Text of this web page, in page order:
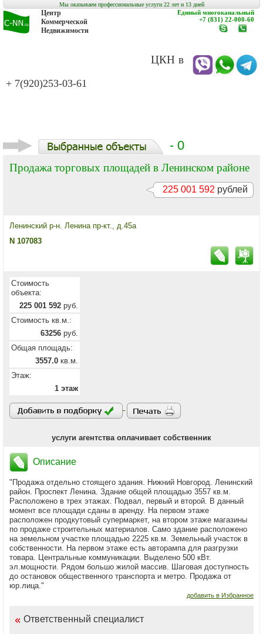
Мы оказываем профессиональные услуги 22 лет и 13 дней
Центр
Коммерческой
Недвижимости
ЦКН в
+ 7(920)253-03-61
Единый многоканальный
+7 (831) 22-000-60
www.c-
- 0
Продажа торговых площадей в Ленинском районе
225 001 592 рублей
Ленинский р-н. Ленина пр-кт., д.45а
N 107083
Стоимость
объекта:
225 001 592 руб.
Стоимость кв.м.:
63256 руб.
Общая площадь:
3557.0 кв.м.
Этаж:
1 этаж
услуги агентства оплачивает собственник
Описание
"Продажа отдельно стоящего здания. Нижний Новгород. Ленинский
район. Проспект Ленина. Здание общей площадью 3557 кв.м.
Расположено в трех этажах. Подвал, первый и второй. В данный
момент все площади сданы в аренду. На первом этаже
расположен продкутовый супермаркет, на втором этаже магазины
по продаже строительных материалов. Само здание расположено
на земельном участке площадью 2225 кв.м. Земельный участок в
собственности. На первом этаже есть авторампа для разгрузки
товара. Центральные коммуникации. Выделено 500 кВт.
эл.мощности. Рядом большо жилой массив. Шаговая доступность
до остановок общественного транспорта и метро. Продажа от
юр.лица."
добавить в Избранное
Ответственный специалист